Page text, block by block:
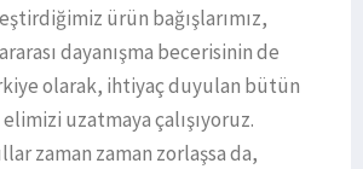
ürün bağışlarımız,
dayanışma becerisinin de
olarak, ihtiyaç duyulan bütün
uzatmaya çalışıyoruz.
zaman zaman zorlaşsa da,